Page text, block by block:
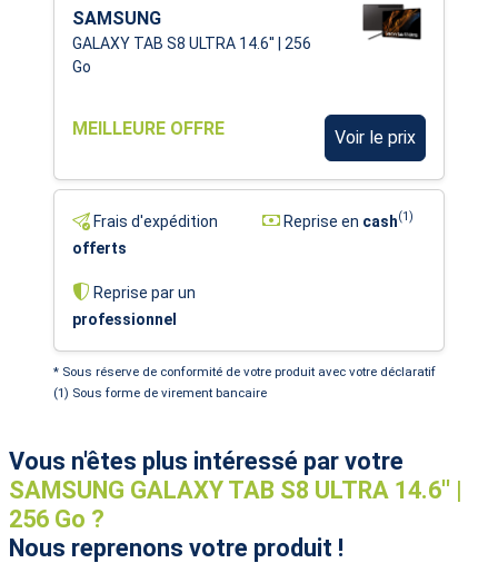
SAMSUNG
GALAXY TAB S8 ULTRA 14.6'' | 256
Go
MEILLEURE OFFRE Voir le prix
Frais d'expédition
offerts
Reprise en cash(1)
Reprise par un
professionnel
* Sous réserve de conformité de votre produit avec votre déclaratif
(1) Sous forme de virement bancaire
Vous n'êtes plus intéressé par votre
SAMSUNG GALAXY TAB S8 ULTRA 14.6'' |
256 Go ?
Nous reprenons votre produit !